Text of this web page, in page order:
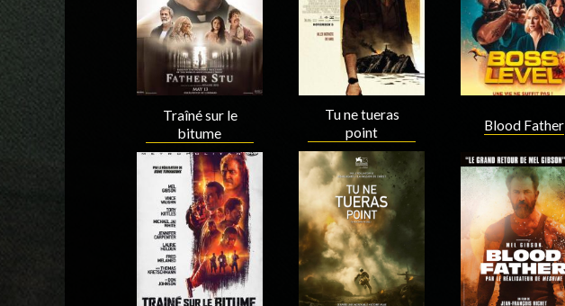
Réalisateur Acteur Acteur
Acteur Acteur Acteur
Traîné sur le
bitume
Tu ne tueras
point
Blood Father